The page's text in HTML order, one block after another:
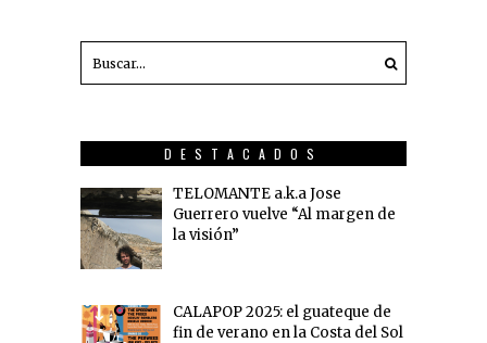
DESTACADOS
TELOMANTE a.k.a Jose
Guerrero vuelve “Al margen de
la visión”
CALAPOP 2025: el guateque de
fin de verano en la Costa del Sol